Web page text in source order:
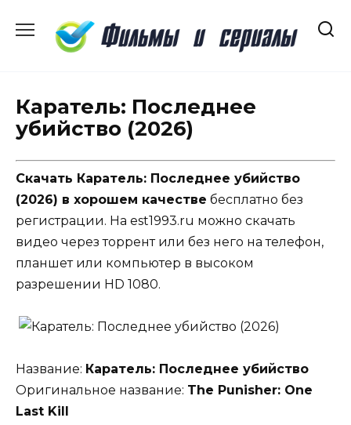
содержанию
Каратель: Последнее
убийство (2026)
Скачать Каратель: Последнее убийство
(2026) в хорошем качестве бесплатно без
регистрации. На est1993.ru можно скачать
видео через торрент или без него на телефон,
планшет или компьютер в высоком
разрешении HD 1080.
Название: Каратель: Последнее убийство
Оригинальное название: The Punisher: One
Last Kill